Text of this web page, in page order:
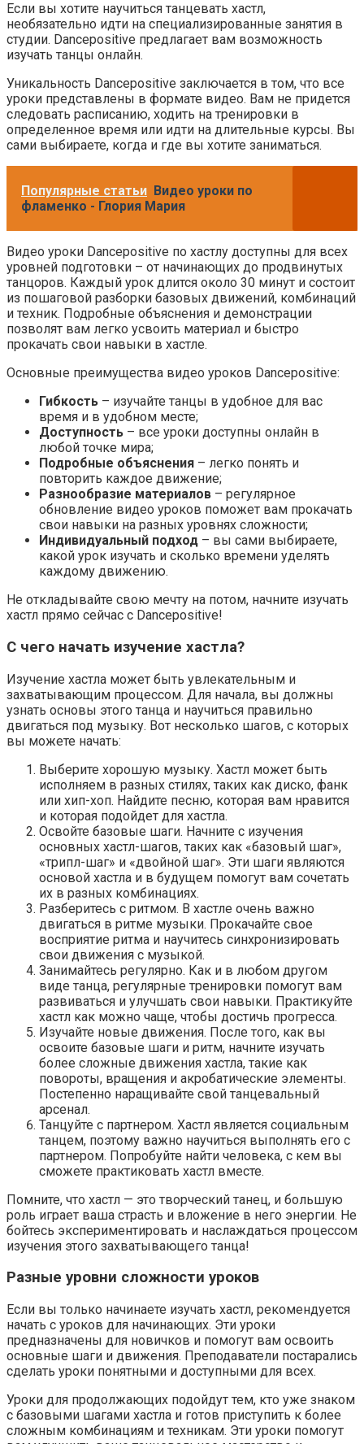
Если вы хотите научиться танцевать хастл,
необязательно идти на специализированные занятия в
студии. Dancepositive предлагает вам возможность
изучать танцы онлайн.
Уникальность Dancepositive заключается в том, что все
уроки представлены в формате видео. Вам не придется
следовать расписанию, ходить на тренировки в
определенное время или идти на длительные курсы. Вы
сами выбираете, когда и где вы хотите заниматься.
Популярные статьи Видео уроки по
фламенко - Глория Мария
Видео уроки Dancepositive по хастлу доступны для всех
уровней подготовки – от начинающих до продвинутых
танцоров. Каждый урок длится около 30 минут и состоит
из пошаговой разборки базовых движений, комбинаций
и техник. Подробные объяснения и демонстрации
позволят вам легко усвоить материал и быстро
прокачать свои навыки в хастле.
Основные преимущества видео уроков Dancepositive:
Гибкость – изучайте танцы в удобное для вас
время и в удобном месте;
Доступность – все уроки доступны онлайн в
любой точке мира;
Подробные объяснения – легко понять и
повторить каждое движение;
Разнообразие материалов – регулярное
обновление видео уроков поможет вам прокачать
свои навыки на разных уровнях сложности;
Индивидуальный подход – вы сами выбираете,
какой урок изучать и сколько времени уделять
каждому движению.
Не откладывайте свою мечту на потом, начните изучать
хастл прямо сейчас с Dancepositive!
С чего начать изучение хастла?
Изучение хастла может быть увлекательным и
захватывающим процессом. Для начала, вы должны
узнать основы этого танца и научиться правильно
двигаться под музыку. Вот несколько шагов, с которых
вы можете начать:
Выберите хорошую музыку. Хастл может быть
исполняем в разных стилях, таких как диско, фанк
или хип-хоп. Найдите песню, которая вам нравится
и которая подойдет для хастла.
Освойте базовые шаги. Начните с изучения
основных хастл-шагов, таких как «базовый шаг»,
«трипл-шаг» и «двойной шаг». Эти шаги являются
основой хастла и в будущем помогут вам сочетать
их в разных комбинациях.
Разберитесь с ритмом. В хастле очень важно
двигаться в ритме музыки. Прокачайте свое
восприятие ритма и научитесь синхронизировать
свои движения с музыкой.
Занимайтесь регулярно. Как и в любом другом
виде танца, регулярные тренировки помогут вам
развиваться и улучшать свои навыки. Практикуйте
хастл как можно чаще, чтобы достичь прогресса.
Изучайте новые движения. После того, как вы
освоите базовые шаги и ритм, начните изучать
более сложные движения хастла, такие как
повороты, вращения и акробатические элементы.
Постепенно наращивайте свой танцевальный
арсенал.
Танцуйте с партнером. Хастл является социальным
танцем, поэтому важно научиться выполнять его с
партнером. Попробуйте найти человека, с кем вы
сможете практиковать хастл вместе.
Помните, что хастл — это творческий танец, и большую
роль играет ваша страсть и вложение в него энергии. Не
бойтесь экспериментировать и наслаждаться процессом
изучения этого захватывающего танца!
Разные уровни сложности уроков
Если вы только начинаете изучать хастл, рекомендуется
начать с уроков для начинающих. Эти уроки
предназначены для новичков и помогут вам освоить
основные шаги и движения. Преподаватели постарались
сделать уроки понятными и доступными для всех.
Уроки для продолжающих подойдут тем, кто уже знаком
с базовыми шагами хастла и готов приступить к более
сложным комбинациям и техникам. Эти уроки помогут